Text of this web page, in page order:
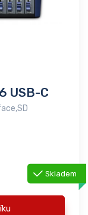
USB-C
Skladem